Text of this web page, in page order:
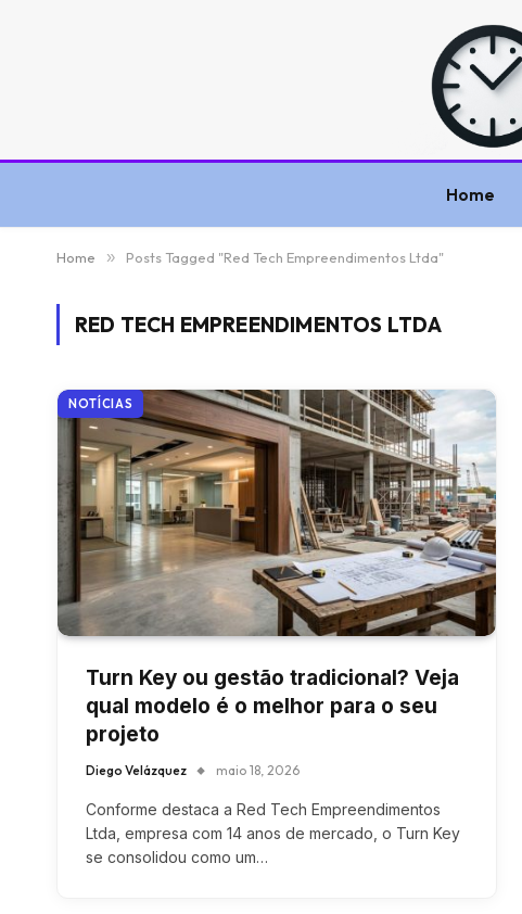
Home
Home » Posts Tagged "Red Tech Empreendimentos Ltda"
RED TECH EMPREENDIMENTOS LTDA
NOTÍCIAS
Turn Key ou gestão tradicional? Veja
qual modelo é o melhor para o seu
projeto
Diego Velázquez maio 18, 2026
Conforme destaca a Red Tech Empreendimentos
Ltda, empresa com 14 anos de mercado, o Turn Key
se consolidou como um…